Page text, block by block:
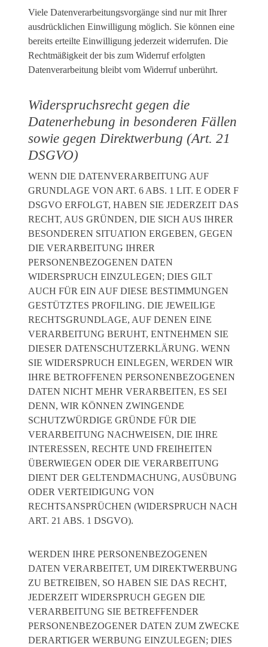
Viele Datenverarbeitungsvorgänge sind nur mit Ihrer
ausdrücklichen Einwilligung möglich. Sie können eine
bereits erteilte Einwilligung jederzeit widerrufen. Die
Rechtmäßigkeit der bis zum Widerruf erfolgten
Datenverarbeitung bleibt vom Widerruf unberührt.
Widerspruchsrecht gegen die
Datenerhebung in besonderen Fällen
sowie gegen Direktwerbung (Art. 21
DSGVO)
WENN DIE DATENVERARBEITUNG AUF
GRUNDLAGE VON ART. 6 ABS. 1 LIT. E ODER F
DSGVO ERFOLGT, HABEN SIE JEDERZEIT DAS
RECHT, AUS GRÜNDEN, DIE SICH AUS IHRER
BESONDEREN SITUATION ERGEBEN, GEGEN
DIE VERARBEITUNG IHRER
PERSONENBEZOGENEN DATEN
WIDERSPRUCH EINZULEGEN; DIES GILT
AUCH FÜR EIN AUF DIESE BESTIMMUNGEN
GESTÜTZTES PROFILING. DIE JEWEILIGE
RECHTSGRUNDLAGE, AUF DENEN EINE
VERARBEITUNG BERUHT, ENTNEHMEN SIE
DIESER DATENSCHUTZERKLÄRUNG. WENN
SIE WIDERSPRUCH EINLEGEN, WERDEN WIR
IHRE BETROFFENEN PERSONENBEZOGENEN
DATEN NICHT MEHR VERARBEITEN, ES SEI
DENN, WIR KÖNNEN ZWINGENDE
SCHUTZWÜRDIGE GRÜNDE FÜR DIE
VERARBEITUNG NACHWEISEN, DIE IHRE
INTERESSEN, RECHTE UND FREIHEITEN
ÜBERWIEGEN ODER DIE VERARBEITUNG
DIENT DER GELTENDMACHUNG, AUSÜBUNG
ODER VERTEIDIGUNG VON
RECHTSANSPRÜCHEN (WIDERSPRUCH NACH
ART. 21 ABS. 1 DSGVO).
WERDEN IHRE PERSONENBEZOGENEN
DATEN VERARBEITET, UM DIREKTWERBUNG
ZU BETREIBEN, SO HABEN SIE DAS RECHT,
JEDERZEIT WIDERSPRUCH GEGEN DIE
VERARBEITUNG SIE BETREFFENDER
PERSONENBEZOGENER DATEN ZUM ZWECKE
DERARTIGER WERBUNG EINZULEGEN; DIES